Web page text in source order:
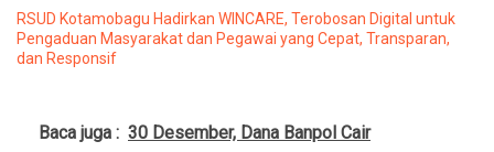
RSUD Kotamobagu Hadirkan WINCARE, Terobosan Digital untuk
Pengaduan Masyarakat dan Pegawai yang Cepat, Transparan,
dan Responsif
Baca juga : 30 Desember, Dana Banpol Cair